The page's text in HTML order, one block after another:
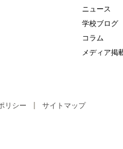
ニュース
学校ブログ
コラム
メディア掲
リシー サイトマップ